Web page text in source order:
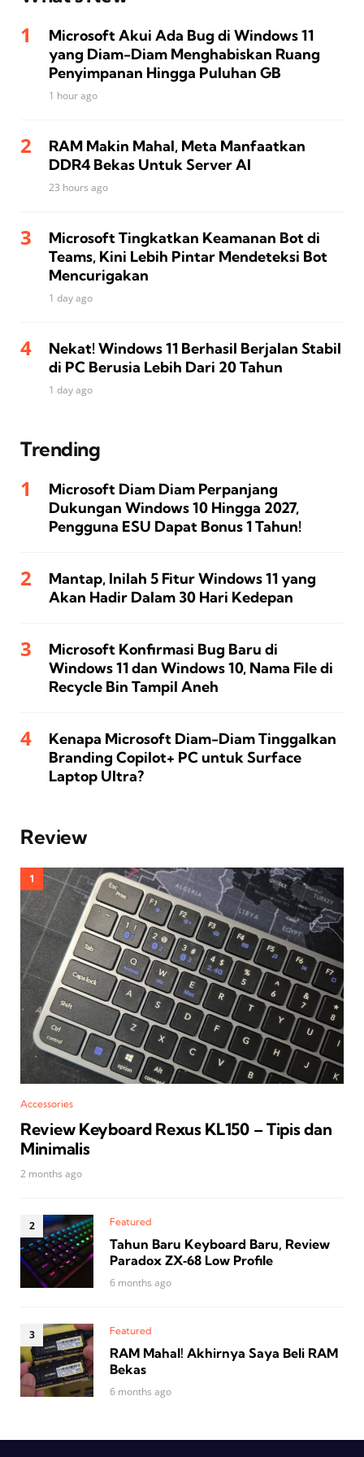
Microsoft Akui Ada Bug di Windows 11
yang Diam-Diam Menghabiskan Ruang
Penyimpanan Hingga Puluhan GB
1 hour ago
RAM Makin Mahal, Meta Manfaatkan
DDR4 Bekas Untuk Server AI
23 hours ago
Microsoft Tingkatkan Keamanan Bot di
Teams, Kini Lebih Pintar Mendeteksi Bot
Mencurigakan
1 day ago
Nekat! Windows 11 Berhasil Berjalan Stabil
di PC Berusia Lebih Dari 20 Tahun
1 day ago
Trending
Microsoft Diam Diam Perpanjang
Dukungan Windows 10 Hingga 2027,
Pengguna ESU Dapat Bonus 1 Tahun!
Mantap, Inilah 5 Fitur Windows 11 yang
Akan Hadir Dalam 30 Hari Kedepan
Microsoft Konfirmasi Bug Baru di
Windows 11 dan Windows 10, Nama File di
Recycle Bin Tampil Aneh
Kenapa Microsoft Diam-Diam Tinggalkan
Branding Copilot+ PC untuk Surface
Laptop Ultra?
Review
Accessories
Review Keyboard Rexus KL150 – Tipis dan
Minimalis
2 months ago
Featured
Tahun Baru Keyboard Baru, Review
Paradox ZX‑68 Low Profile
6 months ago
Featured
RAM Mahal! Akhirnya Saya Beli RAM
Bekas
6 months ago